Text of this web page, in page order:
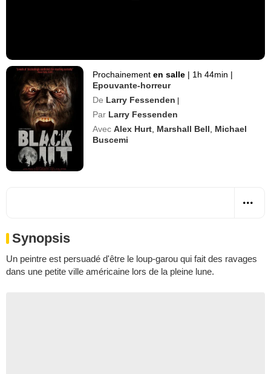
Prochainementen salle | 1h 44min |
Epouvante-horreur
De Larry Fessenden |
Par Larry Fessenden
Avec Alex Hurt Marshall Bell
Michael
Buscemi
Synopsis
Un peintre est persuadé d'être le loup-garou qui fait des ravages
dans une petite ville américaine lors de la pleine lune.